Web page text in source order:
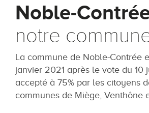
Noble-
notre
La commune de Noble-Contrée
janvier 2021 après le vote du 10
accepté à 75% par les citoyens
communes de Miège, Venthône